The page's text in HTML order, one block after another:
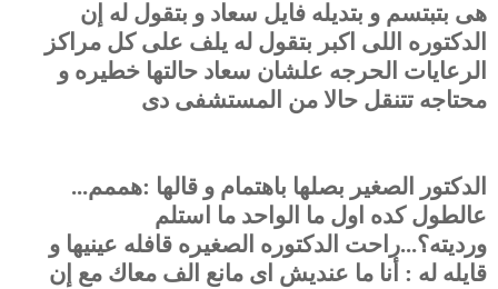
هى بتبتسم و بتديله فايل سعاد و بتقول له إن
الدكتوره اللى اكبر بتقول له يلف على كل مراكز
الرعايات الحرجه علشان سعاد حالتها خطيره و
محتاجه تتنقل حالا من المستشفى دى
الدكتور الصغير بصلها باهتمام و قالها :هممم...
عالطول كده اول ما الواحد ما استلم
ورديته؟...راحت الدكتوره الصغيره قافله عينيها و
قايله له : أنا ما عنديش اى مانع الف معاك مع إن